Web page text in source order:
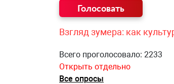
Взгляд зумера: как
Всего проголосовало: 2233
Открыть отдельно
Все опросы